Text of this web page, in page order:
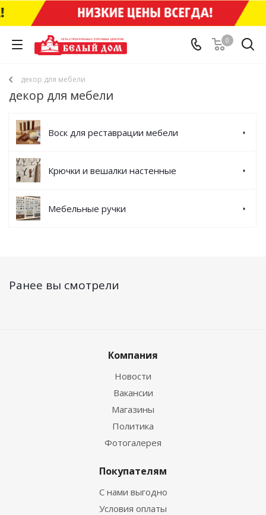
0
декор для мебели
декор для мебели
Воск для реставрации мебели
Крючки и вешалки настенные
Мебельные ручки
Ранее вы смотрели
Компания
Новости
Вакансии
Магазины
Политика
Фотогалерея
Покупателям
С нами выгодно
Условия оплаты